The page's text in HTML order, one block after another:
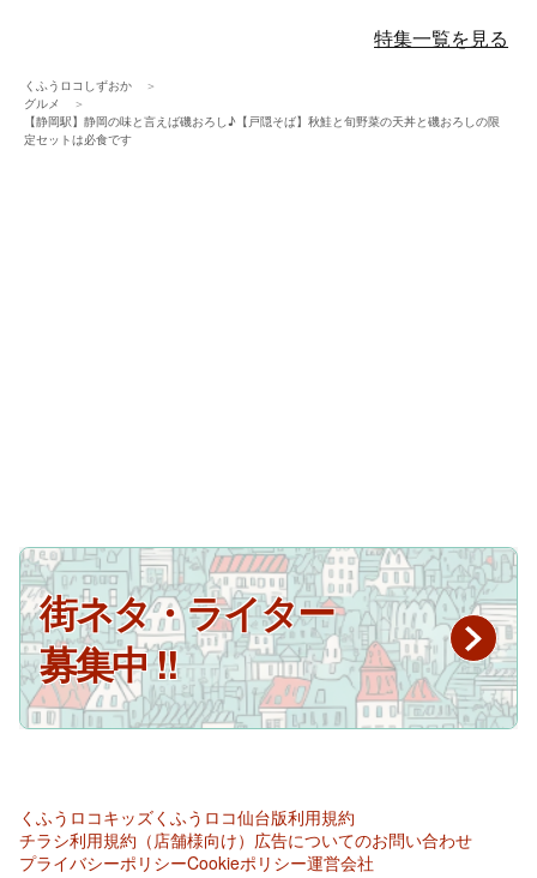
特集一覧を見る
くふうロコしずおか
グルメ
【静岡駅】静岡の味と言えば磯おろし♪【戸隠そば】秋鮭と旬野菜の天丼と磯おろしの限
定セットは必食です
街ネタ・ライター
募集中 !!
くふうロコキッズくふうロコ仙台版利用規約
チラシ利用規約（店舗様向け） 広告についてのお問い合わせ
プライバシーポリシーCookieポリシー運営会社